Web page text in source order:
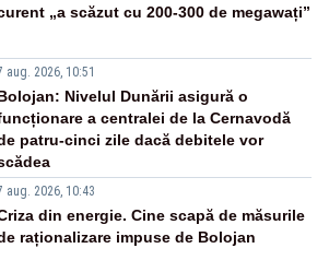
„a scăzut cu 200-300 de megawați”
aug. 2026, 10:51
Nivelul Dunării asigură o
a centralei de la Cernavodă
patru-cinci zile dacă debitele vor
aug. 2026, 10:43
din energie. Cine scapă de măsurile
raționalizare impuse de Bolojan